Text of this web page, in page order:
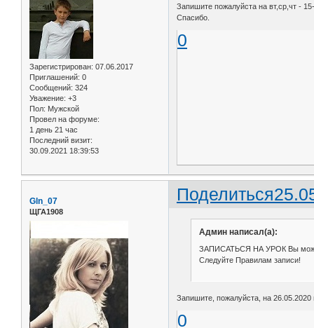
Зарегистрирован: 07.06.2017
Приглашений: 0
Сообщений: 324
Уважение: +3
Пол: Мужской
Провел на форуме:
1 день 21 час
Последний визит:
30.09.2021 18:39:53
Запишите пожалуйста на вт,ср,чт -
Спасибо.
0
Поделиться
Gln_07
ЩГА1908
Админ написал(а):
ЗАПИСАТЬСЯ НА УРОК Вы
Следуйте Правилам записи!
Запишите, пожалуйста, на 26.05.2020
0